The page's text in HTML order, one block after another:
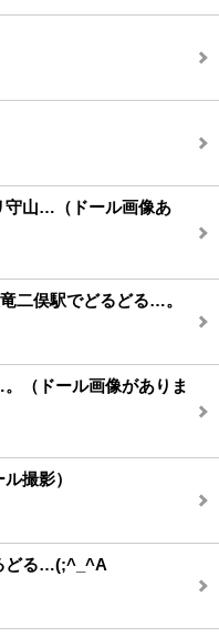
山…（ドール画像あ
二俣駅でどるどる…。
（ドール画像がありま
撮影）
どる…(;^_^A